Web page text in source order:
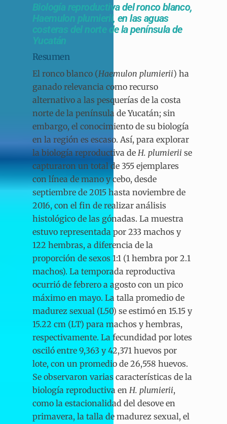
Biología reproductiva del ronco blanco,
Haemulon plumierii, en las aguas
costeras del norte de la península de
Yucatán
Resumen
El ronco blanco (Haemulon plumierii) ha
ganado relevancia como recurso
alternativo a las pesquerías de la costa
norte de la península de Yucatán; sin
embargo, el conocimiento de su biología
en la región es escaso. Así, para explorar
la biología reproductiva de H. plumierii se
capturaron un total de 355 ejemplares
con línea de mano y cebo, desde
septiembre de 2015 hasta noviembre de
2016, con el fin de realizar análisis
histológico de las gónadas. La muestra
estuvo representada por 233 machos y
122 hembras, a diferencia de la
proporción de sexos 1:1 (1 hembra por 2.1
machos). La temporada reproductiva
ocurrió de febrero a agosto con un pico
máximo en mayo. La talla promedio de
madurez sexual (L50) se estimó en 15.15 y
15.22 cm (LT) para machos y hembras,
respectivamente. La fecundidad por lotes
osciló entre 9,363 y 42,371 huevos por
lote, con un promedio de 26,558 huevos.
Se observaron varias características de la
biología reproductiva en H. plumierii,
como la estacionalidad del desove en
primavera, la talla de madurez sexual, el